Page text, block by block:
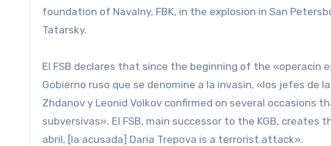
foundation of Navalny, FBK, in the explosion in San
Tatarsky.
El FSB declares that since the beginning of the «operacin
Gobierno ruso que se denomine a la invasin, «los jefes de
Zhdanov y Leonid Volkov confirmed on several occasions
subversivas». El FSB, main successor to the KGB,
abril, [la acusada] Daria Trepova is a terrorist attack».